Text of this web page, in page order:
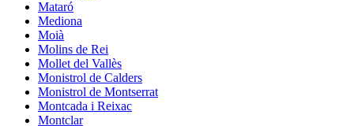
Mataró
Mediona
Moià
Molins de Rei
Mollet del Vallès
Monistrol de Calders
Monistrol de Montserrat
Montcada i Reixac
Montclar